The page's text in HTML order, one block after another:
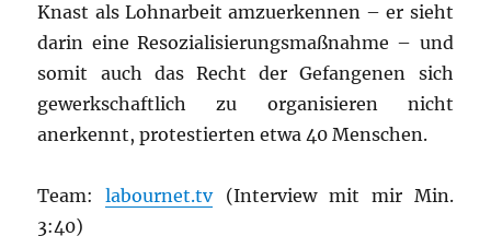
Knast als Lohnarbeit amzuerkennen – er sieht
darin eine Resozialisierungsmaßnahme – und
somit auch das Recht der Gefangenen sich
gewerkschaftlich zu organisieren nicht
anerkennt, protestierten etwa 40 Menschen.
Team:labournet.tv(Interview mit mir Min.
3:40)